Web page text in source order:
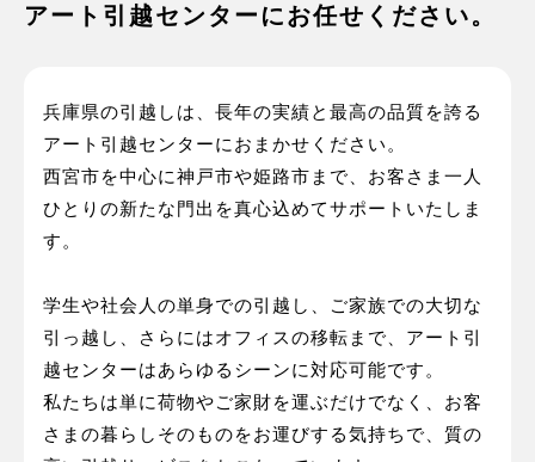
アート引越センターにお任せください。
兵庫県の引越しは、長年の実績と最高の品質を誇る
アート引越センターにおまかせください。
西宮市を中心に神戸市や姫路市まで、お客さま一人
ひとりの新たな門出を真心込めてサポートいたしま
す。
学生や社会人の単身での引越し、ご家族での大切な
引っ越し、さらにはオフィスの移転まで、アート引
越センターはあらゆるシーンに対応可能です。
私たちは単に荷物やご家財を運ぶだけでなく、お客
さまの暮らしそのものをお運びする気持ちで、質の